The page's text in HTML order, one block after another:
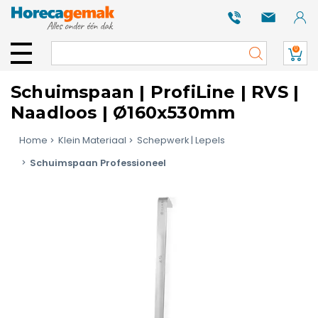
0
Schuimspaan | ProfiLine | RVS |
Naadloos | Ø160x530mm
Home Klein Materiaal
Schepwerk | Lepels
Schuimspaan Professioneel